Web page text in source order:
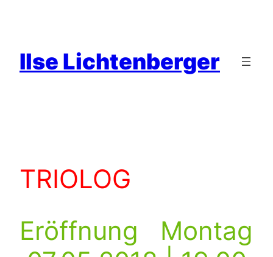
Ilse Lichtenberger
TRIOLOG
Eröffnung Montag